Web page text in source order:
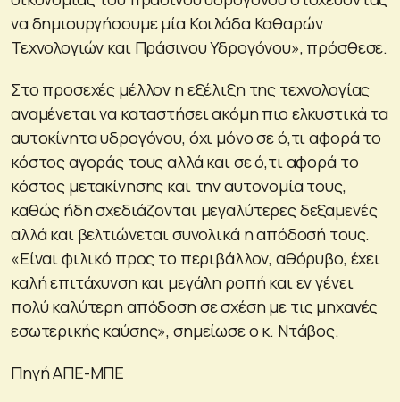
να δημιουργήσουμε μία Κοιλάδα Καθαρών
Τεχνολογιών και Πράσινου Υδρογόνου», πρόσθεσε.
Στο προσεχές μέλλον η εξέλιξη της τεχνολογίας
αναμένεται να καταστήσει ακόμη πιο ελκυστικά τα
αυτοκίνητα υδρογόνου, όχι μόνο σε ό,τι αφορά το
κόστος αγοράς τους αλλά και σε ό,τι αφορά το
κόστος μετακίνησης και την αυτονομία τους,
καθώς ήδη σχεδιάζονται μεγαλύτερες δεξαμενές
αλλά και βελτιώνεται συνολικά η απόδοσή τους.
«Είναι φιλικό προς το περιβάλλον, αθόρυβο, έχει
καλή επιτάχυνση και μεγάλη ροπή και εν γένει
πολύ καλύτερη απόδοση σε σχέση με τις μηχανές
εσωτερικής καύσης», σημείωσε ο κ. Ντάβος.
Πηγή ΑΠΕ-ΜΠΕ